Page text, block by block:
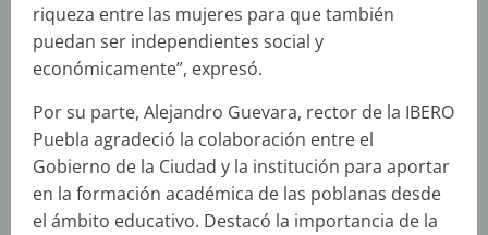
riqueza entre las mujeres para que también
puedan ser independientes social y
económicamente”, expresó.
Por su parte, Alejandro Guevara, rector de la IBERO
Puebla agradeció la colaboración entre el
Gobierno de la Ciudad y la institución para aportar
en la formación académica de las poblanas desde
el ámbito educativo. Destacó la importancia de la